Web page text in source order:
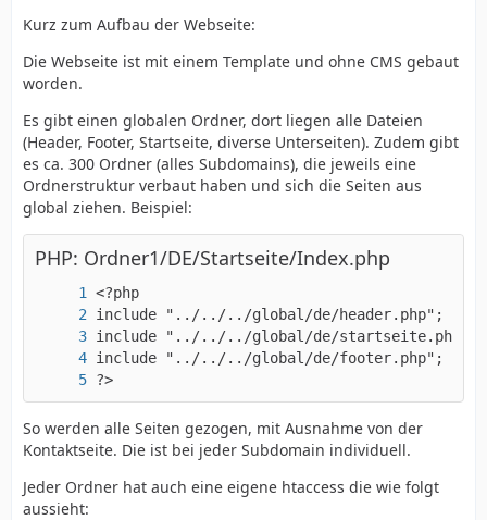
Kurz zum Aufbau der Webseite:
Die Webseite ist mit einem Template und ohne CMS gebaut
worden.
Es gibt einen globalen Ordner, dort liegen alle Dateien
(Header, Footer, Startseite, diverse Unterseiten). Zudem gibt
es ca. 300 Ordner (alles Subdomains), die jeweils eine
Ordnerstruktur verbaut haben und sich die Seiten aus
global ziehen. Beispiel:
PHP: Ordner1/DE/Startseite/Index.php
?>
So werden alle Seiten gezogen, mit Ausnahme von der
Kontaktseite. Die ist bei jeder Subdomain individuell.
Jeder Ordner hat auch eine eigene htaccess die wie folgt
aussieht: